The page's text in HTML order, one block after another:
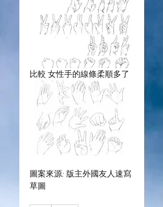
比較 女性手的線條柔順多了
圖案來源: 版主外國友人速寫
草圖